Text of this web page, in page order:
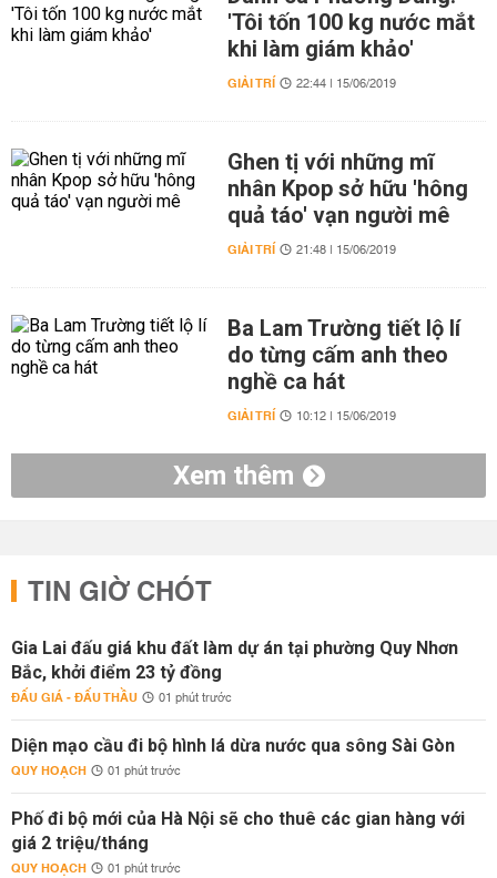
'Tôi tốn 100 kg nước mắt
khi làm giám khảo'
GIẢI TRÍ 22:44 | 15/06/2019
Ghen tị với những mĩ
nhân Kpop sở hữu 'hông
quả táo' vạn người mê
GIẢI TRÍ 21:48 | 15/06/2019
Ba Lam Trường tiết lộ lí
do từng cấm anh theo
nghề ca hát
GIẢI TRÍ 10:12 | 15/06/2019
Xem thêm
TIN GIỜ CHÓT
Gia Lai đấu giá khu đất làm dự án tại phường Quy Nhơn
Bắc, khởi điểm 23 tỷ đồng
ĐẤU GIÁ - ĐẤU THẦU 01 phút trước
Diện mạo cầu đi bộ hình lá dừa nước qua sông Sài Gòn
QUY HOẠCH 01 phút trước
Phố đi bộ mới của Hà Nội sẽ cho thuê các gian hàng với
giá 2 triệu/tháng
QUY HOẠCH 01 phút trước